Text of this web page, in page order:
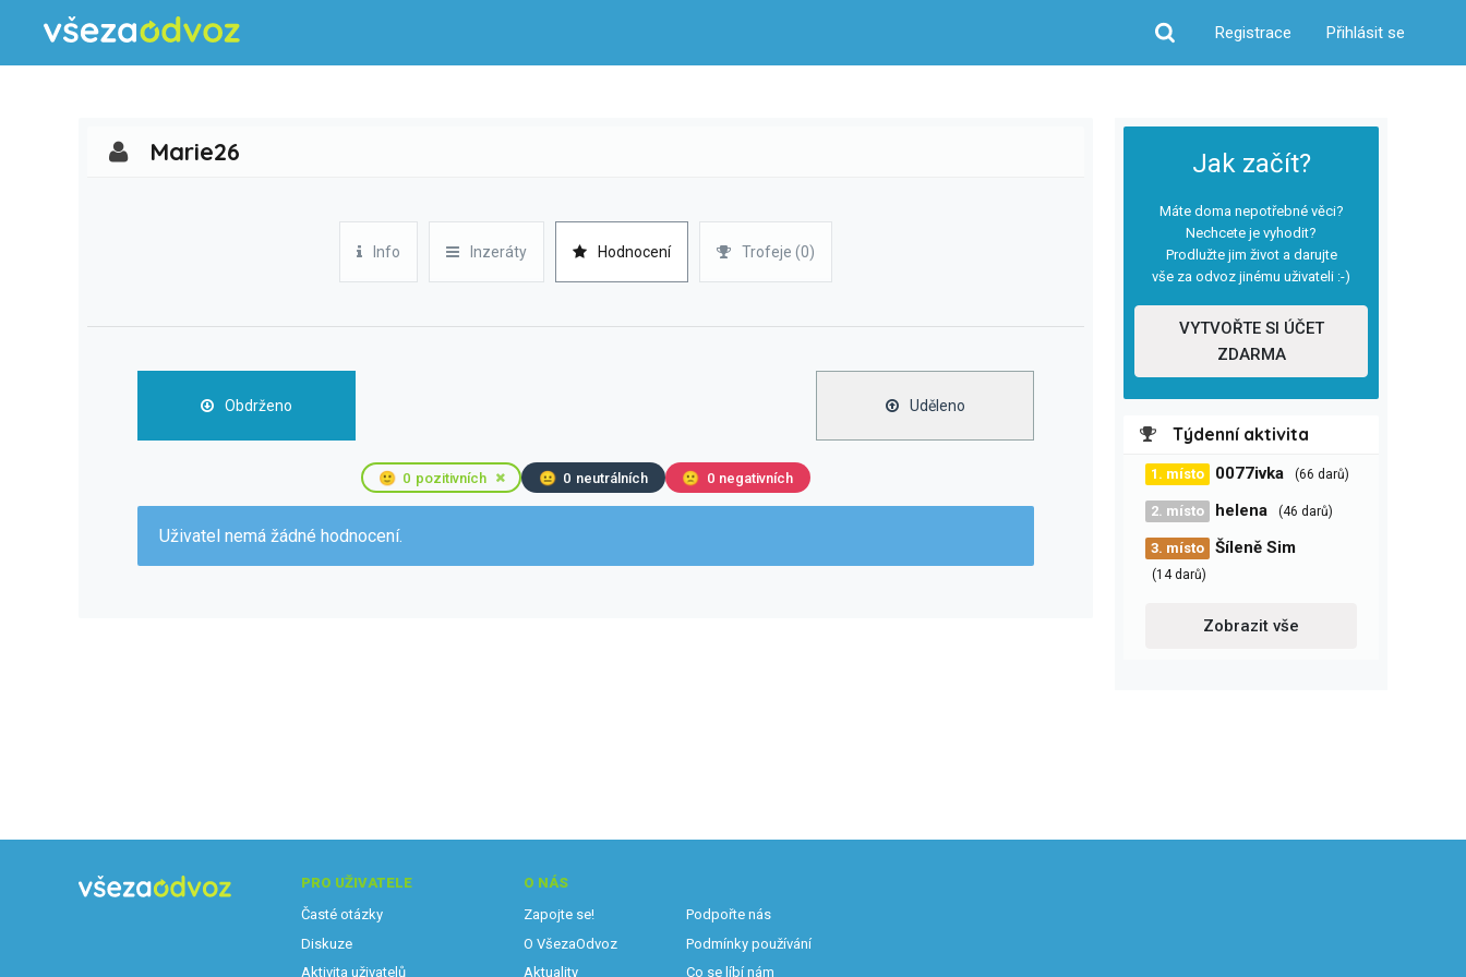
Hledat
Registrace Přihlásit se
Jak začít?
Máte doma nepotřebné věci?
Nechcete je vyhodit?
Prodlužte jim život a darujte
vše za odvoz jinému uživateli :-)
VYTVOŘTE SI ÚČET
ZDARMA
Týdenní aktivita
1. místo 0077ivka (66 darů)
2. místo helena (46 darů)
3. místo Šíleně Sim
(14 darů)
Zobrazit vše
Marie26
Info Inzeráty Hodnocení Trofeje (0)
Obdrženo Uděleno
🙂 0 pozitivních 😐 0 neutrálních 🙁 0 negativních
Uživatel nemá žádné hodnocení.
PRO UŽIVATELE
Časté otázky
Diskuze
Aktivita uživatelů
O NÁS
Zapojte se!
O VšezaOdvoz
Aktuality
Podpořte nás
Podmínky používání
Co se líbí nám